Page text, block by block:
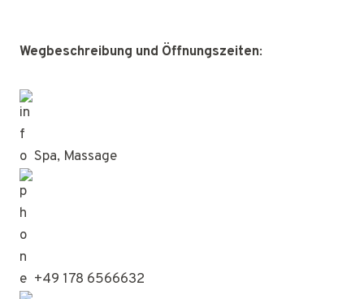
Wegbeschreibung und Öffnungszeiten:
Spa, Massage
+49 178 6566632